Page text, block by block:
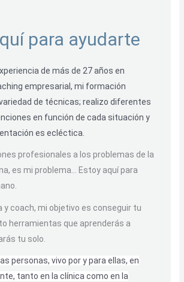
para ayudarte
de más de 27 años en
empresarial, mi formación
de técnicas; realizo diferentes
en función de cada situación y
es ecléctica.
profesionales a los problemas de la
es mi problema… Estoy aquí para
y coach, mi objetivo es conseguir tu
herramientas que aprenderás a
tu solo.
personas, vivo por y para ellas, en
tanto en la clínica como en la